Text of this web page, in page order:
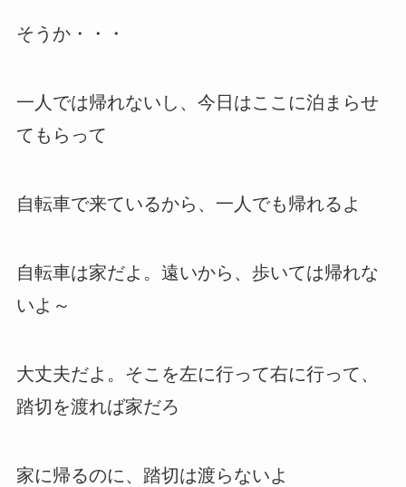
そうか・・・
一人では帰れないし、今日はここに泊まらせ
てもらって
自転車で来ているから、一人でも帰れるよ
自転車は家だよ。遠いから、歩いては帰れな
いよ～
大丈夫だよ。そこを左に行って右に行って、
踏切を渡れば家だろ
家に帰るのに、踏切は渡らないよ